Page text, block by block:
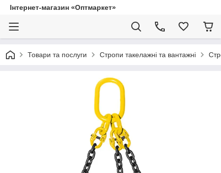
Інтернет-магазин «Оптмаркет»
Товари та послуги Стропи такелажні та вантажні